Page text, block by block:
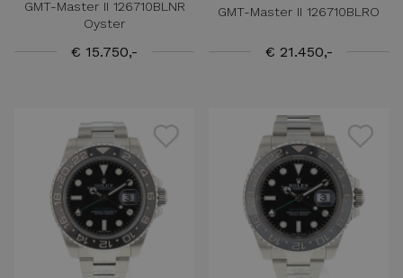
GMT-Master II 126710BLNR
Oyster
€ 15.750,-
GMT-Master II 126710BLRO
€ 21.450,-